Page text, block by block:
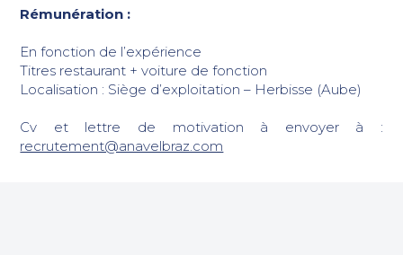
Rémunération :
En fonction de l’expérience
Titres restaurant + voiture de fonction
Localisation : Siège d’exploitation – Herbisse (Aube)
Cv et lettre de motivation à envoyer à :
recrutement@anavelbraz.com